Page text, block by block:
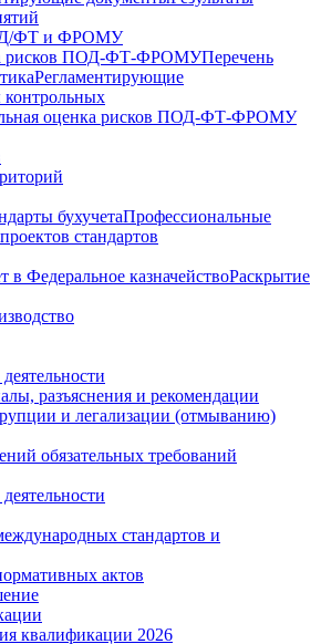
ФТ и ФРОМУ
рисков ПОД-ФТ-ФРОМУПеречень
Регламентирующие
контрольных
оценка рисков ПОД-ФТ-ФРОМУ
бухучетаПрофессиональные
стандартов
в Федеральное казначействоРаскрытие
разъяснения и рекомендации
и легализации (отмыванию)
обязательных требований
стандартов и
актов
квалификации 2026